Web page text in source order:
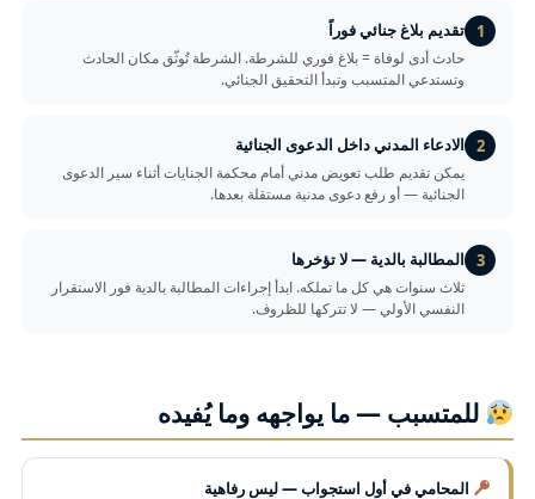
1 تقديم بلاغ جنائي فوراً
حادث أدى لوفاة = بلاغ فوري للشرطة. الشرطة تُوثّق مكان الحادث
وتستدعي المتسبب وتبدأ التحقيق الجنائي.
2 الادعاء المدني داخل الدعوى الجنائية
يمكن تقديم طلب تعويض مدني أمام محكمة الجنايات أثناء سير الدعوى
الجنائية — أو رفع دعوى مدنية مستقلة بعدها.
3 المطالبة بالدية — لا تؤخرها
ثلاث سنوات هي كل ما تملكه. ابدأ إجراءات المطالبة بالدية فور الاستقرار
النفسي الأولي — لا تتركها للظروف.
للمتسبب — ما يواجهه وما يُفيده
المحامي في أول استجواب — ليس رفاهية